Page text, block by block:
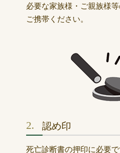
必要な家族様・ご親族様
ご携帯ください。
2. 認め印
死亡診断書の押印に必要